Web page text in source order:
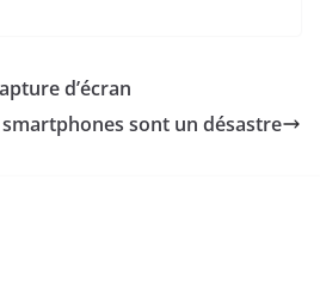
d’écran
smartphones sont un désastre